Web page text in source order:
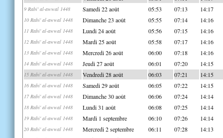
9 Rabi' al-awwal 1448 Samedi 22 août 05:53 07:13 14:17
10 Rabi' al-awwal 1448 Dimanche 23 août 05:55 07:14 14:16
11 Rabi' al-awwal 1448 Lundi 24 août 05:56 07:15 14:16
12 Rabi' al-awwal 1448 Mardi 25 août 05:58 07:17 14:16
13 Rabi' al-awwal 1448 Mercredi 26 août 06:00 07:18 14:16
14 Rabi' al-awwal 1448 Jeudi 27 août 06:01 07:20 14:15
15 Rabi' al-awwal 1448 Vendredi 28 août 06:03 07:21 14:15
16 Rabi' al-awwal 1448 Samedi 29 août 06:05 07:22 14:15
17 Rabi' al-awwal 1448 Dimanche 30 août 06:06 07:24 14:14
18 Rabi' al-awwal 1448 Lundi 31 août 06:08 07:25 14:14
19 Rabi' al-awwal 1448 Mardi 1 septembre 06:10 07:26 14:14
20 Rabi' al-awwal 1448 Mercredi 2 septembre 06:11 07:28 14:13